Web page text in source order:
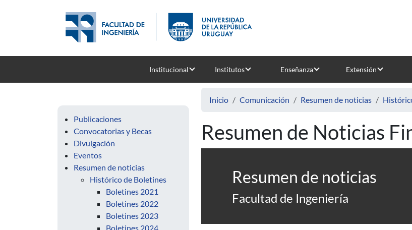
Institucional Institutos Enseñanza Extensión
Publicaciones
Convocatorias y Becas
Divulgación
Eventos
Resumen de noticias
Histórico de Boletines
Boletines 2021
Boletines 2022
Boletines 2023
Boletines 2024
Inicio Comunicación Resumen de noticias
Resumen de Noticias
Resumen de noticias
Facultad de Ingeniería